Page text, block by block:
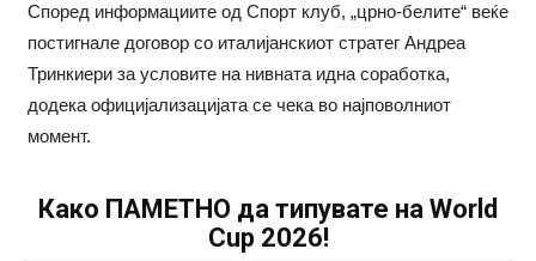
Според информациите од Спорт клуб, „црно-белите“ веќе
постигнале договор со италијанскиот стратег Андреа
Тринкиери за условите на нивната идна соработка,
додека официјализацијата се чека во најповолниот
момент.
Како ПАМЕТНО да типувате на World
Cup 2026!